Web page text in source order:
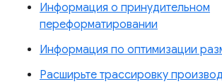
Информация о принудительном
переформатировании
Информация по оптимизации
Расширьте трассировку